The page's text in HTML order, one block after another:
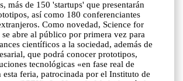
más de 150 'startups' que presentarán
así como 180 conferenciantes
Como novedad, Science for
abre al público por primera vez para
científicos a la sociedad, además de
que podrá conocer prototipos,
tecnológicas «en fase real de
esta feria, patrocinada por el Instituto de